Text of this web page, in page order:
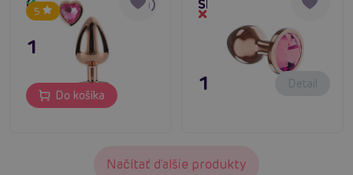
5
(Rose Gold / Medium)
Skladom
15,80 €
Do košíka
Shine Small (Quartz)
11,80 € Detail
Načítať ďalšie produkty